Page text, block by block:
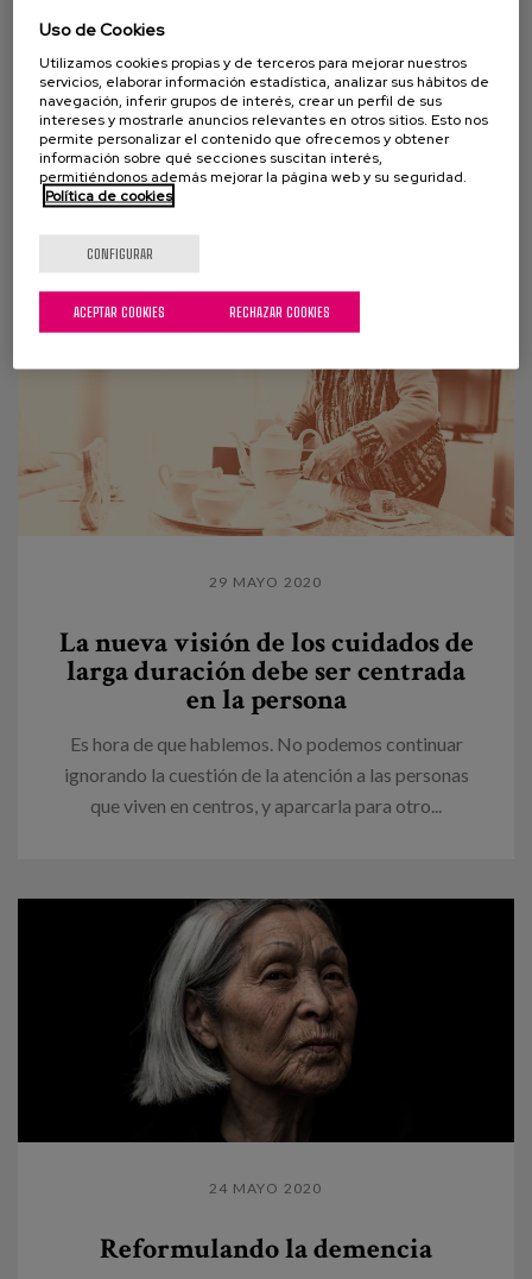
Reflexiones éticas sobre COVID-19
“La edad no es la clave, y la seguridad no es lo único”
Compartimos, a continuación, un breve extracto de
un documento que reúne una serie de...
29 MAYO 2020
La nueva visión de los cuidados de
larga duración debe ser centrada
en la persona
Es hora de que hablemos. No podemos continuar
ignorando la cuestión de la atención a las personas
que viven en centros, y aparcarla para otro...
24 MAYO 2020
Reformulando la demencia
Uso de Cookies
Utilizamos cookies propias y de terceros para mejorar nuestros
servicios, elaborar información estadística, analizar sus hábitos de
navegación, inferir grupos de interés, crear un perfil de sus
intereses y mostrarle anuncios relevantes en otros sitios. Esto nos
permite personalizar el contenido que ofrecemos y obtener
información sobre qué secciones suscitan interés,
permitiéndonos además mejorar la página web y su seguridad.
Política de cookies
CONFIGURAR
RECHAZAR COOKIES
ACEPTAR COOKIES